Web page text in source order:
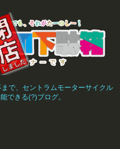
で、セントラムモーターサイクル
できる(?)ブログ。